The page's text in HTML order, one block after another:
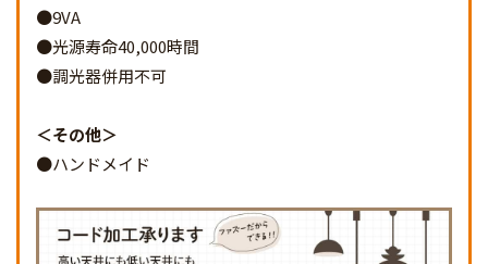
●9VA
●光源寿命40,000時間
●調光器併用不可
その他
●ハンドメイド